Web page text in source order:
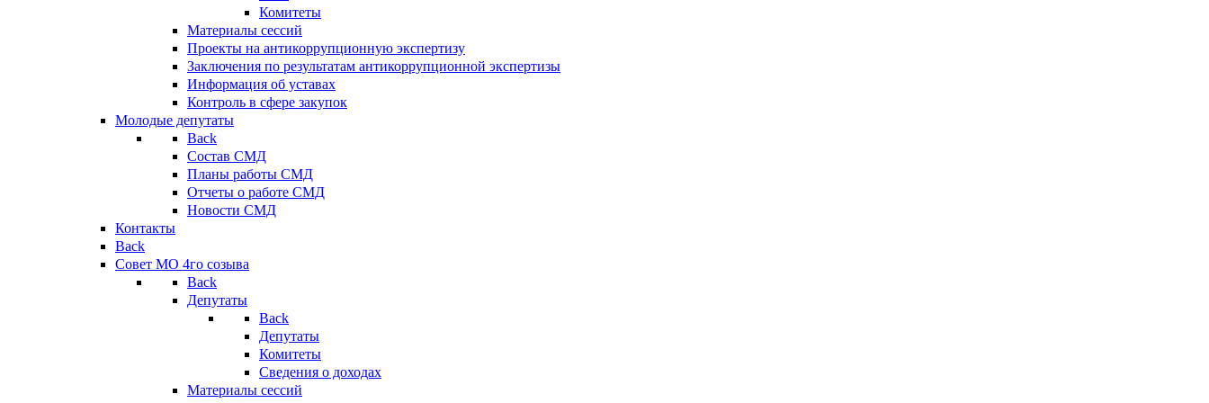
Комитеты
Материалы сессий
Проекты на антикоррупционную экспертизу
Заключения по результатам антикоррупционной экспертизы
Информация об уставах
Контроль в сфере закупок
Молодые депутаты
Back
Состав СМД
Планы работы СМД
Отчеты о работе СМД
Новости СМД
Контакты
Back
Совет МО 4го созыва
Back
Депутаты
Back
Депутаты
Комитеты
Сведения о доходах
Материалы сессий